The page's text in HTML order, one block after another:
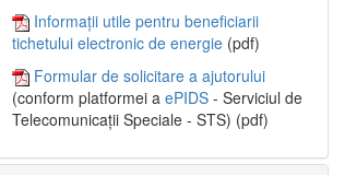
Informații utile pentru beneficiarii
tichetului electronic de energie (pdf)
Formular de solicitare a ajutorului
(conform platformei a ePIDS - Serviciul de
Telecomunicații Speciale - STS) (pdf)